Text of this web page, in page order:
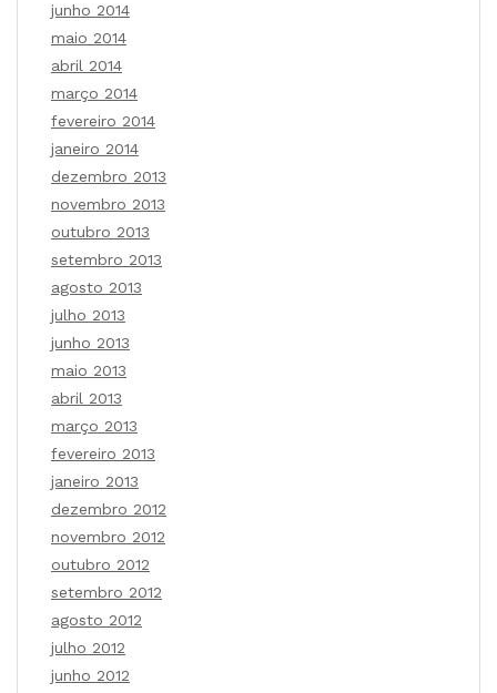
junho 2014
maio 2014
abril 2014
março 2014
fevereiro 2014
janeiro 2014
dezembro 2013
novembro 2013
outubro 2013
setembro 2013
agosto 2013
julho 2013
junho 2013
maio 2013
abril 2013
março 2013
fevereiro 2013
janeiro 2013
dezembro 2012
novembro 2012
outubro 2012
setembro 2012
agosto 2012
julho 2012
junho 2012